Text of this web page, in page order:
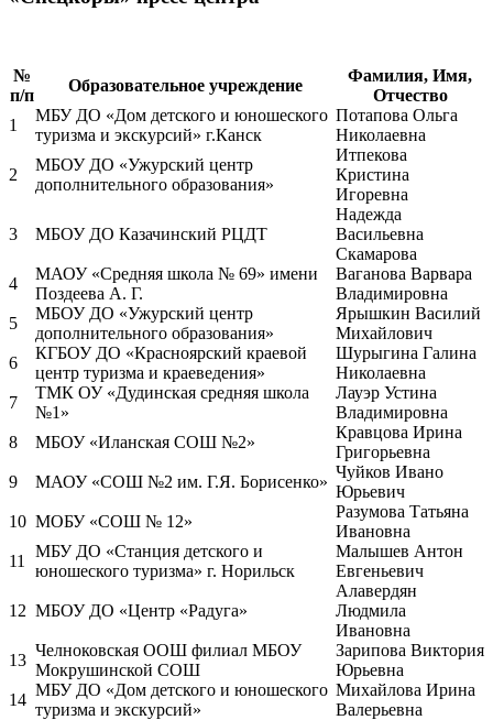
№
п/п
Образовательное учреждение
Фамилия, Имя,
Отчество
1
МБУ ДО «Дом детского и юношеского
туризма и экскурсий» г.Канск
Потапова Ольга
Николаевна
2
МБОУ ДО «Ужурский центр
дополнительного образования»
Итпекова
Кристина
Игоревна
3 МБОУ ДО Казачинский РЦДТ
Надежда
Васильевна
Скамарова
4
МАОУ «Средняя школа № 69» имени
Поздеева А. Г.
Ваганова Варвара
Владимировна
5
МБОУ ДО «Ужурский центр
дополнительного образования»
Ярышкин Василий
Михайлович
6
КГБОУ ДО «Красноярский краевой
центр туризма и краеведения»
Шурыгина Галина
Николаевна
7
ТМК ОУ «Дудинская средняя школа
№1»
Лауэр Устина
Владимировна
8
МБОУ «Иланская СОШ №2»
Кравцова Ирина
Григорьевна
9
МАОУ «СОШ №2 им. Г.Я. Борисенко»
Чуйков Ивано
Юрьевич
10 МОБУ «СОШ № 12»
Разумова Татьяна
Ивановна
11
МБУ ДО «Станция детского и
юношеского туризма» г. Норильск
Малышев Антон
Евгеньевич
12 МБОУ ДО «Центр «Радуга»
Алавердян
Людмила
Ивановна
13
Челноковская ООШ филиал МБОУ
Мокрушинской СОШ
Зарипова Виктория
Юрьевна
14
МБУ ДО «Дом детского и юношеского
туризма и экскурсий»
Михайлова Ирина
Валерьевна